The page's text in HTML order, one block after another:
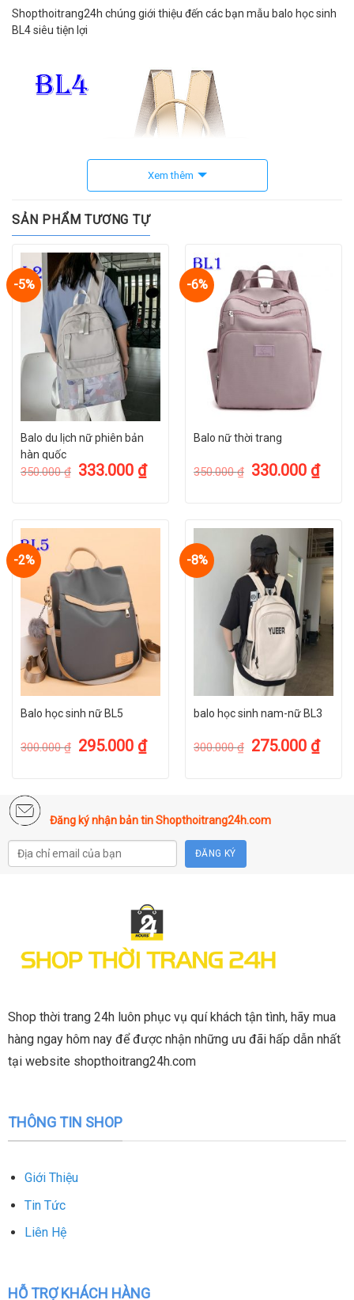
Shopthoitrang24h chúng giới thiệu đến các bạn mẫu balo học sinh
BL4 siêu tiện lợi
Được thiết kế với khóa kéo bên trong chống trộm, ngăn chứa đồ
rộng rãi.
kiểu đeo, dây đeo được may chắc chắn có thể tháo rời.
Xem thêm
SẢN PHẨM TƯƠNG TỰ
-5%
Balo du lịch nữ phiên bản
hàn quốc
350.000₫ 333.000 ₫
-6%
Balo nữ thời trang
350.000₫ 330.000 ₫
-2%
Balo học sinh nữ BL5
300.000₫ 295.000 ₫
-8%
balo học sinh nam-nữ BL3
300.000₫ 275.000 ₫
Đăng ký nhận bản tin Shopthoitrang24h.com
Shop thời trang 24h luôn phục vụ quí khách tận tình, hãy mua
hàng ngay hôm nay để được nhận những ưu đãi hấp dẫn nhất
tại website shopthoitrang24h.com
THÔNG TIN SHOP
Giới Thiệu
Tin Tức
Liên Hệ
HỖ TRỢ KHÁCH HÀNG